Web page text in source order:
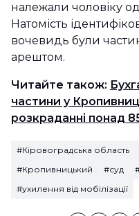
належали чоловіку
Натомість
вочевидь були
арештом.
Читайте також:
частини у
розкраданні понад
#Кіровоградська область
#Кропивницький
#суд
#ухилення від мобілізації